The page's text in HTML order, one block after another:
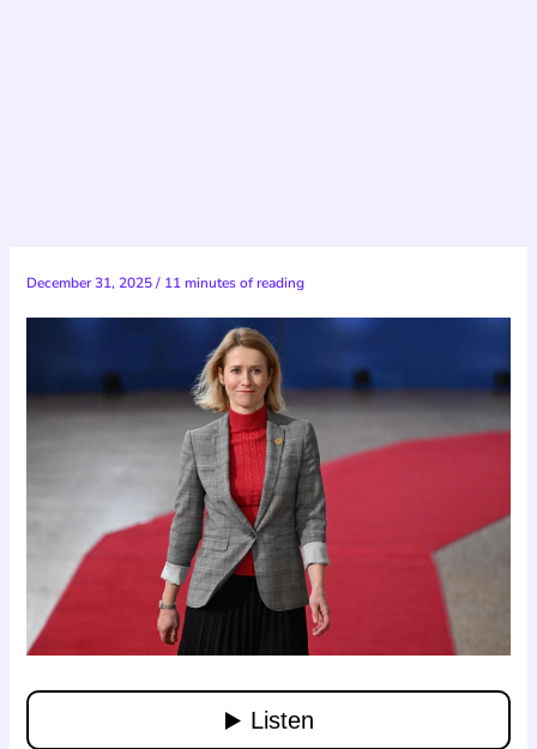
December 31, 2025/ 11 minutes of reading